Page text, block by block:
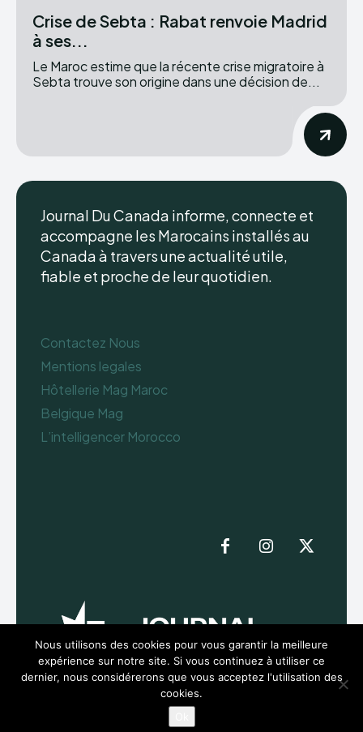
Crise de Sebta : Rabat renvoie Madrid
à ses...
Le Maroc estime que la récente crise migratoire à
Sebta trouve son origine dans une décision de...
Journal Du Canada informe, connecte et
accompagne les Marocains installés au
Canada à travers une actualité utile,
fiable et proche de leur quotidien.
Contactez Nous
Mentions legales
Hôtellerie Mag Maroc
Belgique Mag
L’intelligencer Morocco
Nous utilisons des cookies pour vous garantir la meilleure
expérience sur notre site. Si vous continuez à utiliser ce
dernier, nous considérerons que vous acceptez l'utilisation des
cookies.